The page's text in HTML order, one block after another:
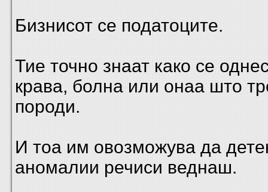
Бизнисот се податоците.
Тие точно знаат како се
крава, болна или онаа што
породи.
И тоа им овозможува да
аномалии речиси веднаш.